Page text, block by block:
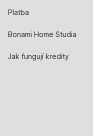
Platba
Bonami Home Studia
Jak fungují kredity